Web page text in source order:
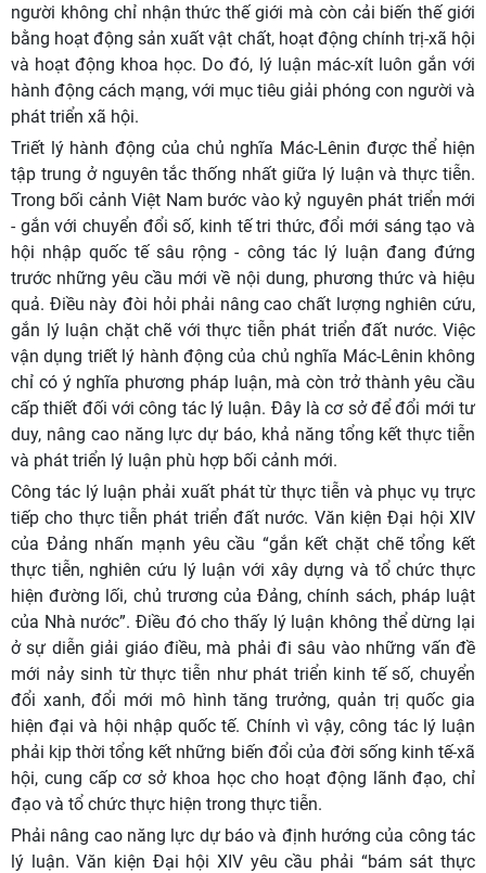
người không chỉ nhận thức thế giới mà còn cải biến thế giới
bằng hoạt động sản xuất vật chất, hoạt động chính trị-xã hội
và hoạt động khoa học. Do đó, lý luận mác-xít luôn gắn với
hành động cách mạng, với mục tiêu giải phóng con người và
phát triển xã hội.
Triết lý hành động của chủ nghĩa Mác-Lênin được thể hiện
tập trung ở nguyên tắc thống nhất giữa lý luận và thực tiễn.
Trong bối cảnh Việt Nam bước vào kỷ nguyên phát triển mới
- gắn với chuyển đổi số, kinh tế tri thức, đổi mới sáng tạo và
hội nhập quốc tế sâu rộng - công tác lý luận đang đứng
trước những yêu cầu mới về nội dung, phương thức và hiệu
quả. Điều này đòi hỏi phải nâng cao chất lượng nghiên cứu,
gắn lý luận chặt chẽ với thực tiễn phát triển đất nước. Việc
vận dụng triết lý hành động của chủ nghĩa Mác-Lênin không
chỉ có ý nghĩa phương pháp luận, mà còn trở thành yêu cầu
cấp thiết đối với công tác lý luận. Đây là cơ sở để đổi mới tư
duy, nâng cao năng lực dự báo, khả năng tổng kết thực tiễn
và phát triển lý luận phù hợp bối cảnh mới.
Công tác lý luận phải xuất phát từ thực tiễn và phục vụ trực
tiếp cho thực tiễn phát triển đất nước. Văn kiện Đại hội XIV
của Đảng nhấn mạnh yêu cầu “gắn kết chặt chẽ tổng kết
thực tiễn, nghiên cứu lý luận với xây dựng và tổ chức thực
hiện đường lối, chủ trương của Đảng, chính sách, pháp luật
của Nhà nước”. Điều đó cho thấy lý luận không thể dừng lại
ở sự diễn giải giáo điều, mà phải đi sâu vào những vấn đề
mới nảy sinh từ thực tiễn như phát triển kinh tế số, chuyển
đổi xanh, đổi mới mô hình tăng trưởng, quản trị quốc gia
hiện đại và hội nhập quốc tế. Chính vì vậy, công tác lý luận
phải kịp thời tổng kết những biến đổi của đời sống kinh tế-xã
hội, cung cấp cơ sở khoa học cho hoạt động lãnh đạo, chỉ
đạo và tổ chức thực hiện trong thực tiễn.
Phải nâng cao năng lực dự báo và định hướng của công tác
lý luận. Văn kiện Đại hội XIV yêu cầu phải “bám sát thực